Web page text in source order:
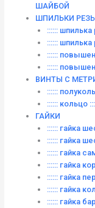
ШАЙБОЙ
ШПИЛЬКИ
::::::
::::::
::::::
::::::
ВИНТЫ C
::::::
:::::: кольцо
ГАЙКИ
:::::: гайка
:::::: гайка
:::::: гайка
:::::: гайка
:::::: гайка
:::::: гайка
:::::: гайка